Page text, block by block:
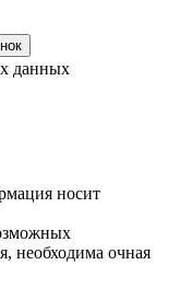
данных
носит
необходима очная